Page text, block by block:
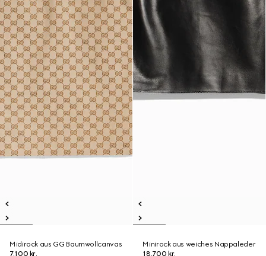
Midirock aus GG Baumwollcanvas
7.100 kr.
Minirock aus weiches Nappaleder
18.700 kr.